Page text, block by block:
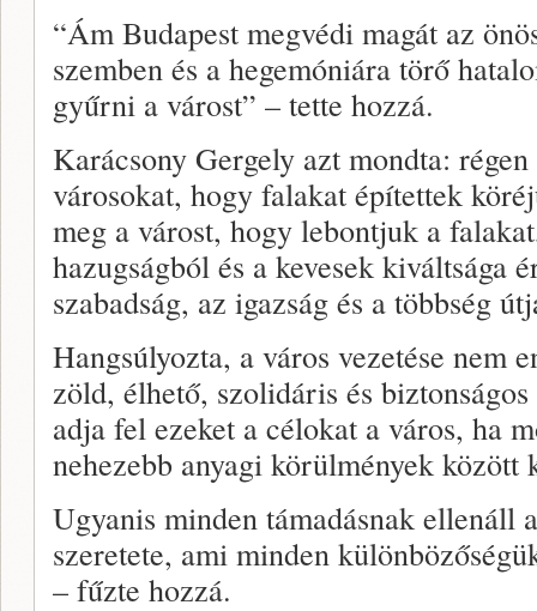
“Ám Budapest megvédi magát az
szemben és a hegemóniára törő
gyűrni a várost” – tette hozzá.
Karácsony Gergely azt mondta:
városokat, hogy falakat építettek
meg a várost, hogy lebontjuk a
hazugságból és a kevesek kiváltsága
szabadság, az igazság és a többség
Hangsúlyozta, a város vezetése nem
zöld, élhető, szolidáris és
adja fel ezeket a célokat a város, ha
nehezebb anyagi körülmények között
Ugyanis minden támadásnak ellenáll
szeretete, ami minden
– fűzte hozzá.